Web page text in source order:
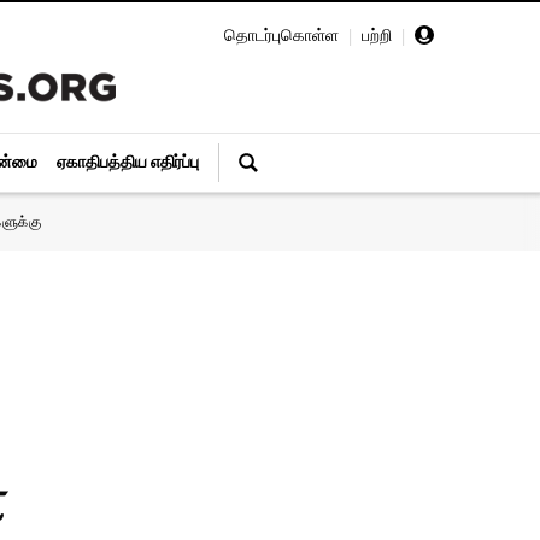
தொடர்புகொள்ள | பற்றி |
ஏகாதிபத்திய எதிர்ப்பு